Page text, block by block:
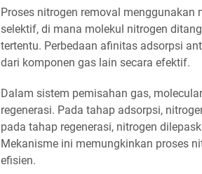
Proses nitrogen removal
selektif, di mana molekul nitrogen
tertentu. Perbedaan afinitas adsorpsi
dari komponen gas lain secara efektif.
Dalam sistem pemisahan gas,
regenerasi. Pada tahap adsorpsi,
pada tahap regenerasi, nitrogen
Mekanisme ini memungkinkan proses
efisien.